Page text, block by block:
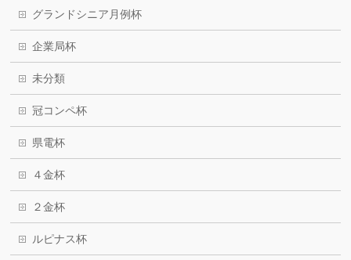
グランドシニア月例杯
企業局杯
未分類
冠コンペ杯
県電杯
４金杯
２金杯
ルピナス杯